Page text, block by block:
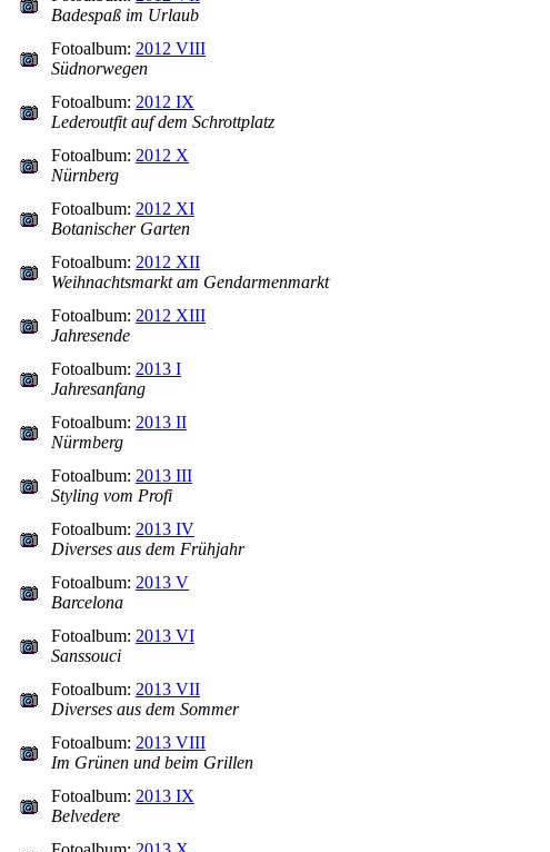
Badespaß im Urlaub
Fotoalbum: 2012 VIII
Südnorwegen
Fotoalbum: 2012 IX
Lederoutfit auf dem Schrottplatz
Fotoalbum: 2012 X
Nürnberg
Fotoalbum: 2012 XI
Botanischer Garten
Fotoalbum: 2012 XII
Weihnachtsmarkt am Gendarmenmarkt
Fotoalbum: 2012 XIII
Jahresende
Fotoalbum: 2013 I
Jahresanfang
Fotoalbum: 2013 II
Nürmberg
Fotoalbum: 2013 III
Styling vom Profi
Fotoalbum: 2013 IV
Diverses aus dem Frühjahr
Fotoalbum: 2013 V
Barcelona
Fotoalbum: 2013 VI
Sanssouci
Fotoalbum: 2013 VII
Diverses aus dem Sommer
Fotoalbum: 2013 VIII
Im Grünen und beim Grillen
Fotoalbum: 2013 IX
Belvedere